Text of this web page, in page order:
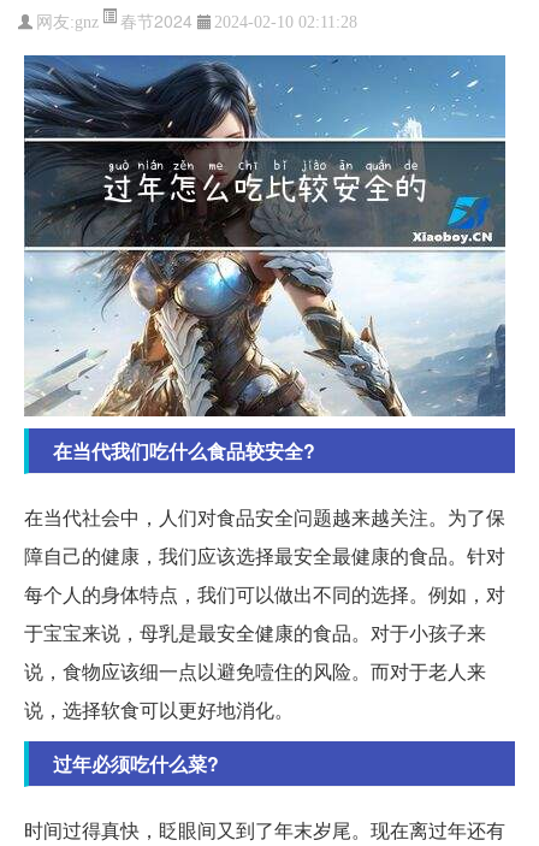
网友:gnz 春节2024 2024-02-10 02:11:28
在当代我们吃什么食品较安全?
在当代社会中，人们对食品安全问题越来越关注。为了保
障自己的健康，我们应该选择最安全最健康的食品。针对
每个人的身体特点，我们可以做出不同的选择。例如，对
于宝宝来说，母乳是最安全健康的食品。对于小孩子来
说，食物应该细一点以避免噎住的风险。而对于老人来
说，选择软食可以更好地消化。
过年必须吃什么菜?
时间过得真快，眨眼间又到了年末岁尾。现在离过年还有